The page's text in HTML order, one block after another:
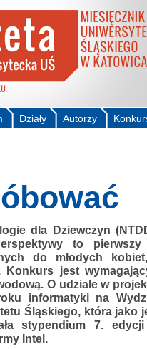
Autorzy
Działy
dla Dziewczyn
to
do młodych
Konkurs jest
O udziale w
informatyki na
Śląskiego, która jako
stypendium 7.
Intel.